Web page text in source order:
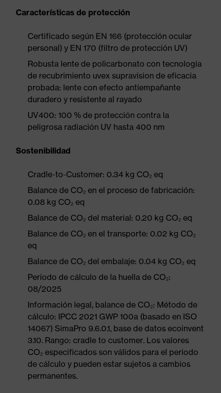
Características de protección
Certificado según EN 166 (protección ocular
personal) y EN 170 (filtro de protección UV)
Robusta lente de policarbonato con tecnología
de recubrimiento uvex supravision de eficacia
probada: lente con efecto antiempañante
duradero y resistente al rayado
UV400: 100 % de protección contra la
peligrosa radiación UV hasta 400 nm
Sostenibilidad
Cradle-to-Customer: 0.34 kg CO₂ eq
Balance de CO₂ en el proceso de fabricación:
0.08 kg CO₂ eq
Balance de CO₂ del material: 0.20 kg CO₂ eq
Balance de CO₂ en el transporte: 0.02 kg CO₂
eq
Balance de CO₂ del embalaje: 0.04 kg CO₂ eq
Período de cálculo de la huella de CO₂:
08/2025
Información legal, balance de CO₂: Método de
cálculo: IPCC 2021 GWP 100a (basado en ISO
14067) SimaPro 9.6.0.1, base de datos ecoinvent
3.10. Rango: cradle to customer. Los valores
CO₂ especificados son válidos para el periodo
de cálculo y pueden estar sujetos a cambios
permanentes.